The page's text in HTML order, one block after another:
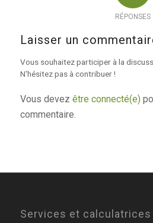
RÉPONSES
Laisser un
Vous souhaitez participer à la
N'hésitez pas à contribuer !
Vous devez être connecté(e)
commentaire.
Services et calculatrices